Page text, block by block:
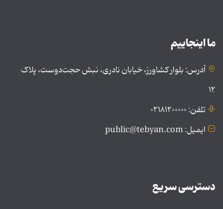
ما اینجاییم
آدرس: بلوار کشاورز، خیابان نادری، نبش حجت‌دوست، پلاک
۱۲
تلفن: ۰۲۱۸۱۲۰۰۰۰۰
ایمیل: public@tebyan.com
دسترسی سریع